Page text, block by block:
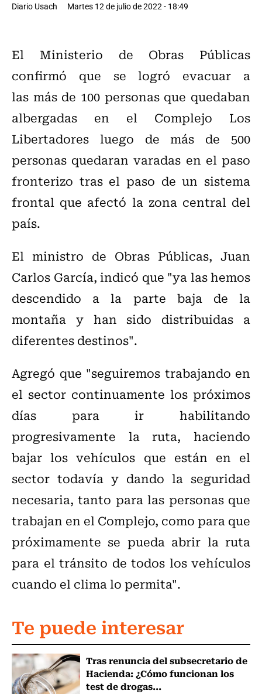
Diario Usach Martes 12 de julio de 2022 - 18:49
El Ministerio de Obras Públicas
confirmó que se logró evacuar a
las más de 100 personas que quedaban
albergadas en el Complejo Los
Libertadores luego de más de 500
personas quedaran varadas en el paso
fronterizo tras el paso de un sistema
frontal que afectó la zona central del
país.
El ministro de Obras Públicas, Juan
Carlos García, indicó que "ya las hemos
descendido a la parte baja de la
montaña y han sido distribuidas a
diferentes destinos".
Agregó que "seguiremos trabajando en
el sector continuamente los próximos
días para ir habilitando
progresivamente la ruta, haciendo
bajar los vehículos que están en el
sector todavía y dando la seguridad
necesaria, tanto para las personas que
trabajan en el Complejo, como para que
próximamente se pueda abrir la ruta
para el tránsito de todos los vehículos
cuando el clima lo permita".
Te puede interesar
Tras renuncia del subsecretario de
Hacienda: ¿Cómo funcionan los
test de drogas...